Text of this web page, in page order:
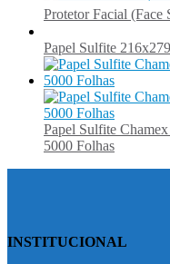
Protetor Facial
Papel Sulfite
Papel Sulfite
5000 Folhas
INSTITUCIONAL